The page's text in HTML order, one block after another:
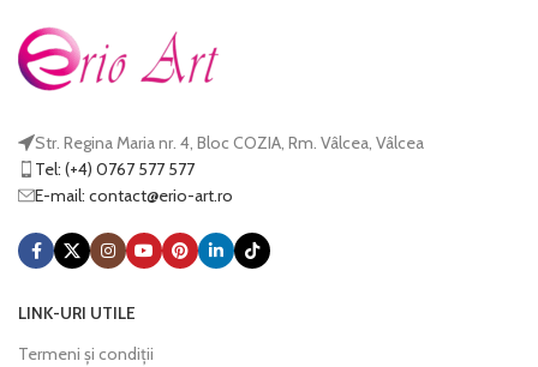
Str. Regina Maria nr. 4, Bloc COZIA, Rm. Vâlcea, Vâlcea
Tel: (+4) 0767 577 577
E-mail:
or.tra-oire
@tcatnoc
LINK-URI UTILE
Termeni și condiții